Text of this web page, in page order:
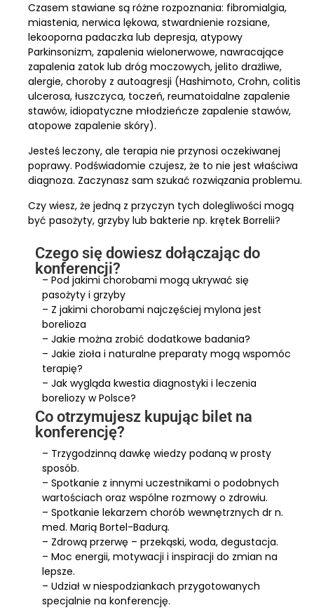
Czasem stawiane są różne rozpoznania: fibromialgia,
miastenia, nerwica lękowa, stwardnienie rozsiane,
lekooporna padaczka lub depresja, atypowy
Parkinsonizm, zapalenia wielonerwowe, nawracające
zapalenia zatok lub dróg moczowych, jelito drażliwe,
alergie, choroby z autoagresji (Hashimoto, Crohn, colitis
ulcerosa, łuszczyca, toczeń, reumatoidalne zapalenie
stawów, idiopatyczne młodzieńcze zapalenie stawów,
atopowe zapalenie skóry).
Jesteś leczony, ale terapia nie przynosi oczekiwanej
poprawy. Podświadomie czujesz, że to nie jest właściwa
diagnoza. Zaczynasz sam szukać rozwiązania problemu.
Czy wiesz, że jedną z przyczyn tych dolegliwości mogą
być pasożyty, grzyby lub bakterie np. krętek Borrelii?
Czego się dowiesz dołączając do
konferencji?
– Pod jakimi chorobami mogą ukrywać się
pasożyty i grzyby
– Z jakimi chorobami najczęściej mylona jest
borelioza
– Jakie można zrobić dodatkowe badania?
– Jakie zioła i naturalne preparaty mogą wspomóc
terapię?
– Jak wygląda kwestia diagnostyki i leczenia
boreliozy w Polsce?
Co otrzymujesz kupując bilet na
konferencję?
– Trzygodzinną dawkę wiedzy podaną w prosty
sposób.
– Spotkanie z innymi uczestnikami o podobnych
wartościach oraz wspólne rozmowy o zdrowiu.
– Spotkanie lekarzem chorób wewnętrznych dr n.
med. Marią Bortel-Badurą.
– Zdrową przerwę – przekąski, woda, degustacja.
– Moc energii, motywacji i inspiracji do zmian na
lepsze.
– Udział w niespodziankach przygotowanych
specjalnie na konferencję.